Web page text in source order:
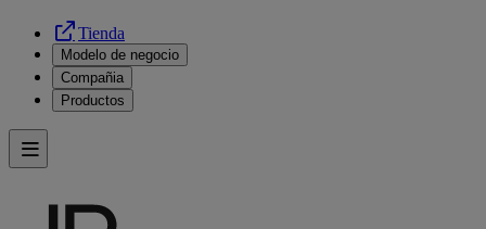
Tienda
Modelo de negocio
Compañia
Productos